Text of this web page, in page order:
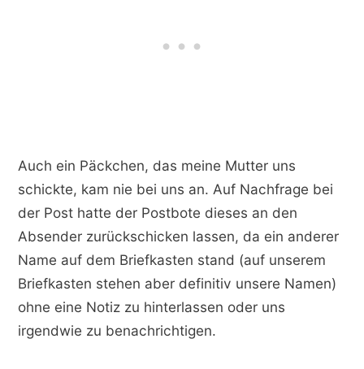
Auch ein Päckchen, das meine Mutter uns
schickte, kam nie bei uns an. Auf Nachfrage bei
der Post hatte der Postbote dieses an den
Absender zurückschicken lassen, da ein anderer
Name auf dem Briefkasten stand (auf unserem
Briefkasten stehen aber definitiv unsere Namen)
ohne eine Notiz zu hinterlassen oder uns
irgendwie zu benachrichtigen.